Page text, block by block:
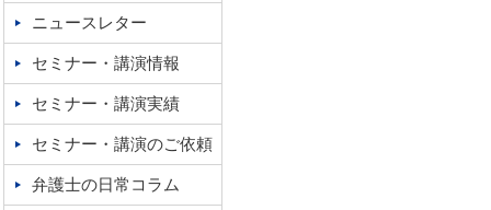
ニュースレター
セミナー・講演情報
セミナー・講演実績
セミナー・講演のご依頼
弁護士の日常コラム